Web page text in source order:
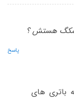
هستش ؟
پاسخ
باتری های